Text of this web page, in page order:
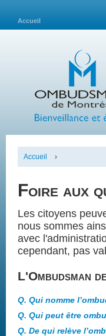
Accueil
Accueil ›
Foire aux
Les citoyens
nous sommes
avec
cependant, pas
L'Ombudsman
Q. Qui nomme
Q. Qui peut être
Q. De qui relève